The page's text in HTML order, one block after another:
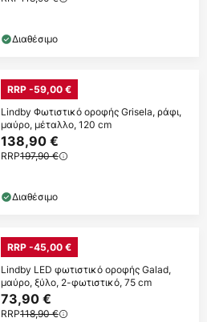
Διαθέσιμο
RRP -59,00 €
Lindby Φωτιστικό οροφής Grisela, ράφι,
μαύρο, μέταλλο, 120 cm
138,90 €
RRP197,90 €
Διαθέσιμο
RRP -45,00 €
Lindby LED φωτιστικό οροφής Galad,
μαύρο, ξύλο, 2-φωτιστικό, 75 cm
73,90 €
RRP118,90 €